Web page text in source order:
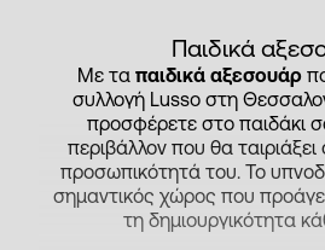
Παιδικά
Με τα παιδικά αξεσουάρ
συλλογή Lusso στη
προσφέρετε στο παιδάκι
περιβάλλον που θα ταιριάξει
προσωπικότητά του. Το
σημαντικός χώρος που
τη δημιουργικότητα